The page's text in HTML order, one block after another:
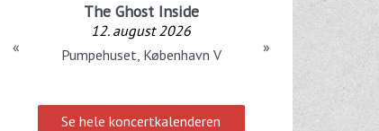
The Ghost Inside
12. august 2026
Pumpehuset, København V
« »
Se hele koncertkalenderen